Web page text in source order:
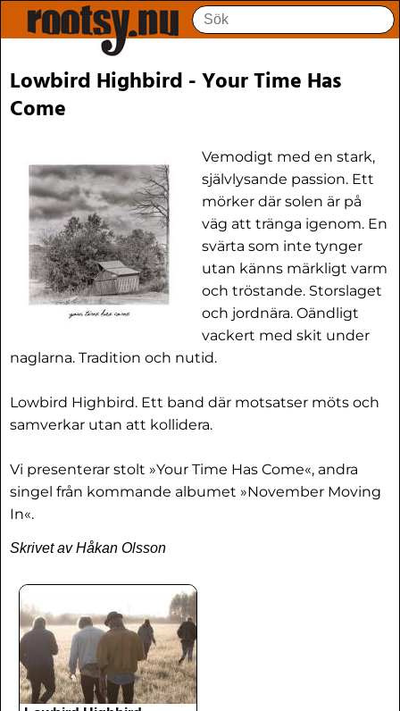
Lowbird Highbird - Your Time Has
Come
Vemodigt med en stark,
självlysande passion. Ett
mörker där solen är på
väg att tränga igenom. En
svärta som inte tynger
utan känns märkligt varm
och tröstande. Storslaget
och jordnära. Oändligt
vackert med skit under
naglarna. Tradition och nutid.
Lowbird Highbird. Ett band där motsatser möts och
samverkar utan att kollidera.
Vi presenterar stolt »Your Time Has Come«, andra
singel från kommande albumet »November Moving
In«.
Skrivet av Håkan Olsson